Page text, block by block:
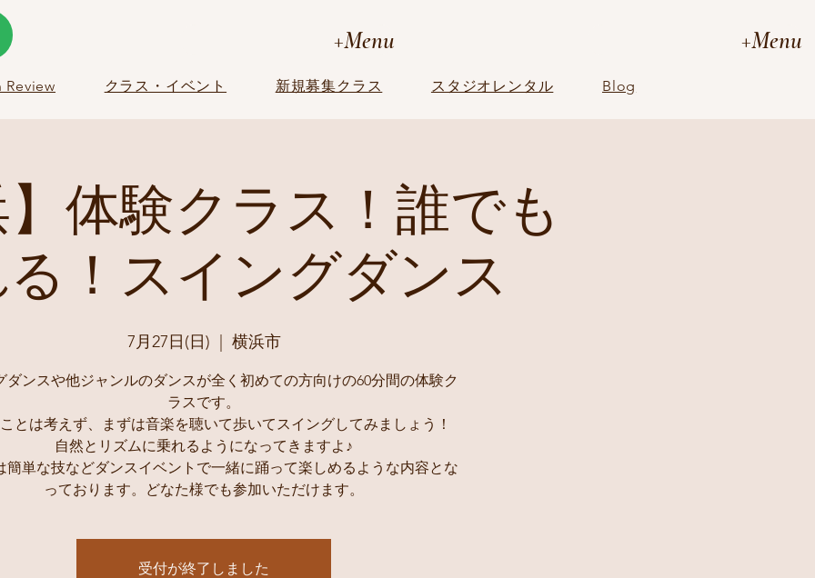
Review クラス・イベント 新規募集クラス スタジオレンタル Blog
】体験クラス！誰でも
！スイングダンス
7月27日(日) 横浜市
ダンスや他ジャンルのダンスが全く初めての方向けの60分間の体験ク
ラスです。
とは考えず、まずは音楽を聴いて歩いてスイングしてみましょう！
自然とリズムに乗れるようになってきますよ♪
簡単な技などダンスイベントで一緒に踊って楽しめるような内容とな
っております。どなた様でも参加いただけます。
受付が終了しました
+Menu +Menu